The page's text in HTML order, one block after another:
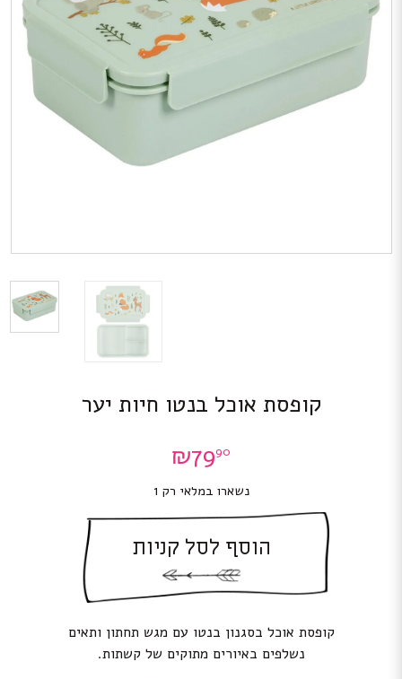
קופסת אוכל בנטו חיות יער
₪7990
נשארו במלאי רק 1
הוסף לסל קניות
קופסת אוכל בסגנון בנטו עם מגש תחתון ותאים
נשלפים באיורים מתוקים של קשתות.